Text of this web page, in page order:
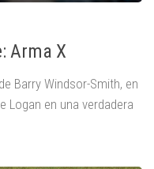
Arma X
Barry Windsor-Smith, en
Logan en una verdadera